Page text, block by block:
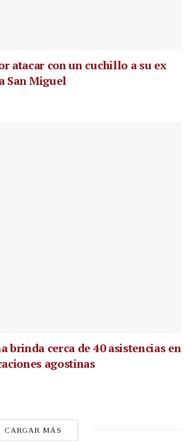
atacar con un cuchillo a su ex
San Miguel
brinda cerca de 40 asistencias en
agostinas
CARGAR MÁS